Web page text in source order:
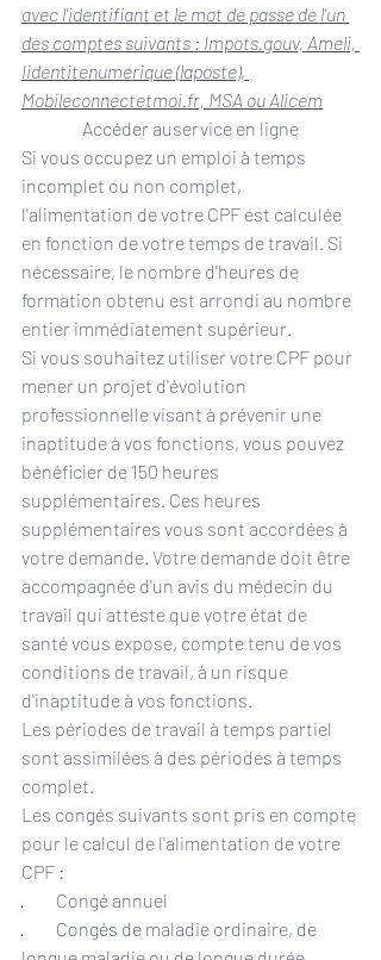
avec l'identifiant et le mot de passe de l'un
des comptes suivants : Impots.gouv, Ameli,
Iidentitenumerique (laposte),
Mobileconnectetmoi.fr, MSA ou Alicem
Accéder auservice en ligne
Si vous occupez un emploi à temps
incomplet ou non complet,
l'alimentation de votre CPF est calculée
en fonction de votre temps de travail. Si
nécessaire, le nombre d'heures de
formation obtenu est arrondi au nombre
entier immédiatement supérieur.
Si vous souhaitez utiliser votre CPF pour
mener un projet d'évolution
professionnelle visant à prévenir une
inaptitude à vos fonctions, vous pouvez
bénéficier de 150 heures
supplémentaires. Ces heures
supplémentaires vous sont accordées à
votre demande. Votre demande doit être
accompagnée d'un avis du médecin du
travail qui atteste que votre état de
santé vous expose, compte tenu de vos
conditions de travail, à un risque
d'inaptitude à vos fonctions.
Les périodes de travail à temps partiel
sont assimilées à des périodes à temps
complet.
Les congés suivants sont pris en compte
pour le calcul de l'alimentation de votre
CPF :
· Congé annuel
·         Congés de maladie ordinaire, de